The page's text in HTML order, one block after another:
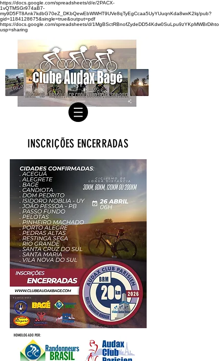
https://docs.google.com/spreadsheets/d/e/2PACX-
1vQTMSGr974aB7-
my9D5FT8Ank7kdbG70eZ_DKbQewEbWWHT9UVe8qTyEgCcaa5UyYUuqnKda8wxK2lq/pub?
gid=1184128675&single=true&output=pdf
https://docs.google.com/spreadsheets/d/
usp=sharing
INSCRIÇÕES ENCERRADAS
HOMOLOGADO POR: